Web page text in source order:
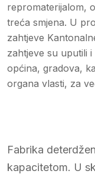
repromaterijalom,
treća smjena. U
zahtjeve
zahtjeve su uputili
općina, gradova,
organa vlasti, za
Fabrika
kapacitetom. U